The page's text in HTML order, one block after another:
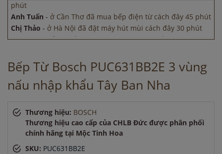
Anh Tuấn
Chị Thảo-ở Hà Nội đã đặt máy hút mùi cách đây 30 phút
Anh Hùng - ở TP. Hồ Chí Minh đã mua máy sấy bát cách đây
45 phút
phút
Anh Tuấn-
ở Bình Dương đã mua bếp điện từ cách đây 45
phút
ở Cần Thơ đã mua bếp điện từ cách đây 45 phút
Anh Hùng-ở TP. Hồ Chí Minh đã mua máy sấy bát cách đây
45 phút
Anh Minh -ở Cần Thơ đã mua chậu vòi rửa bát cách đây 15
phút
Bếp Từ Bosch PUC631BB2E 3 vùng
nấu nhập khẩu Tây Ban Nha
Thương hiệu: BOSCH
Thương hiệu cao cấp của CHLB Đức được phân phối
chính hãng tại Mộc Tinh Hoa
SKU: PUC631BB2E